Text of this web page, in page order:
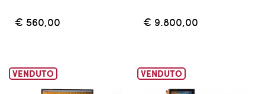
€ 560,00 € 9.800,00
VENDUTO VENDUTO